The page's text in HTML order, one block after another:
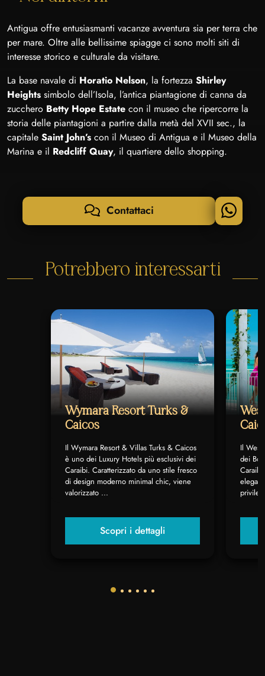
Antigua offre entusiasmanti vacanze avventura sia per terra che
per mare. Oltre alle bellissime spiagge ci sono molti siti di
interesse storico e culturale da visitare.
La base navale di Horatio Nelson, la fortezza Shirley
Heights simbolo dell’Isola, l’antica piantagione di canna da
zucchero Betty Hope Estate con il museo che ripercorre la
storia delle piantagioni a partire dalla metà del XVII sec., la
capitale Saint John’s con il Museo di Antigua e il Museo della
Marina e il Redcliff Quay, il quartiere dello shopping.
Contattaci
Potrebbero interessarti
Wymara Resort Turks &
Caicos
Il Wymara Resort & Villas Turks & Caicos
è uno dei Luxury Hotels più esclusivi dei
Caraibi. Caratterizzato da uno stile fresco
di design moderno minimal chic, viene
valorizzato ...
Scopri i dettagli
Il West
dei